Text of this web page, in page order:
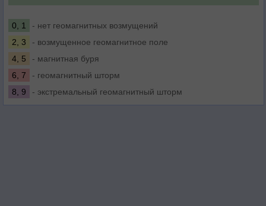
0, 1
- нет геомагнитных возмущений
2, 3
- возмущенное геомагнитное поле
4, 5
- магнитная буря
6, 7
- геомагнитный шторм
8, 9
- экстремальный геомагнитный шторм